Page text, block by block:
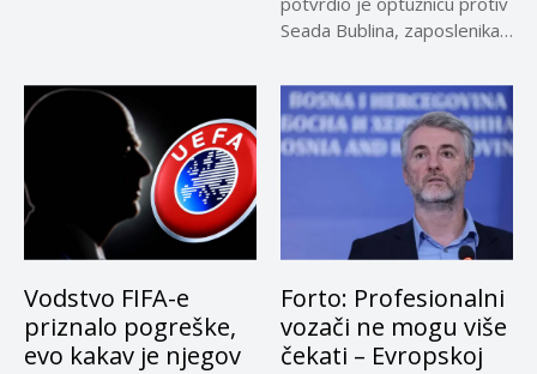
Seada Bublina, zaposlenika
Vodstvo FIFA-e
priznalo pogreške,
evo kakav je njegov
Forto: Profesionalni
vozači ne mogu više
čekati – Evropskoj